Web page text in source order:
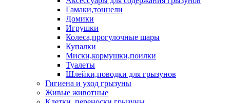
Гамаки,тоннели
Домики
Игрушки
Колеса,прогулочные шары
Купалки
Миски,кормушки,поилки
Туалеты
Шлейки,поводки для грызунов
Гигиена и уход грызуны
Живые животные